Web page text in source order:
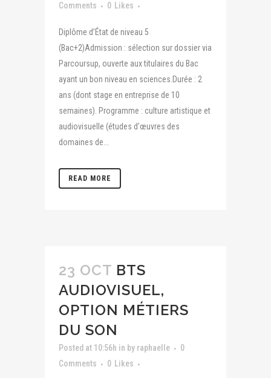
Comments
0 Likes
Diplôme d’État de niveau 5
(Bac+2)Admission : sélection sur dossier via
Parcoursup, ouverte aux titulaires du Bac
ayant un bon niveau en sciences.Durée : 2
ans (dont stage en entreprise de 10
semaines). Programme : culture artistique et
audiovisuelle (études d’œuvres des
domaines de...
READ MORE
23 OCT BTS
AUDIOVISUEL,
OPTION MÉTIERS
DU SON
Posted at 10:56h in by raphaelle
0
Comments
0 Likes